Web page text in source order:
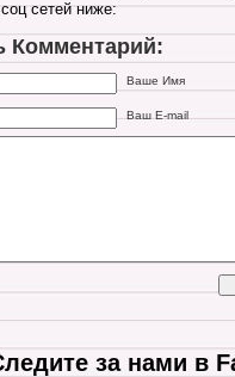
сетей ниже:
Комментарий:
Ваше Имя
Ваш E-mail
за нами в